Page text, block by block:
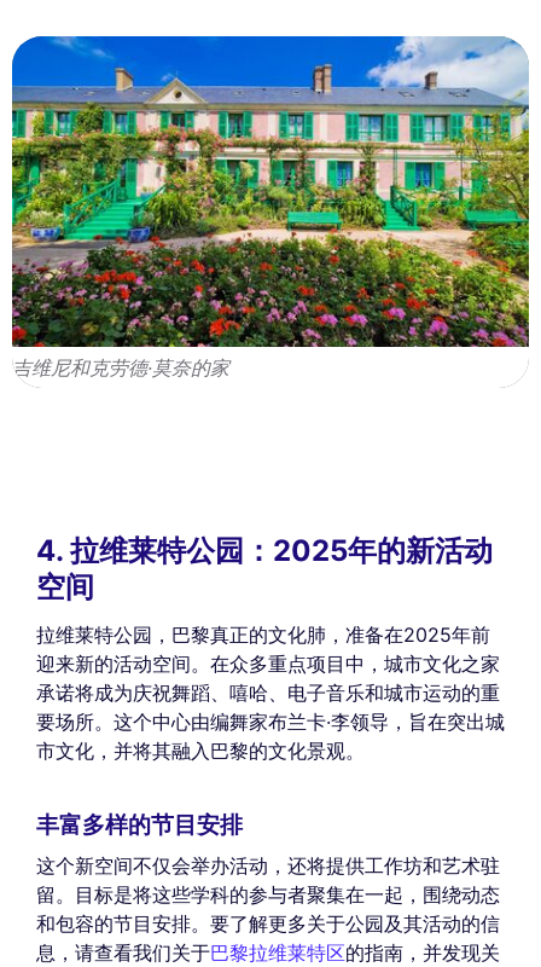
吉维尼和克劳德·莫奈的家
4. 拉维莱特公园：2025年的新活动
空间
拉维莱特公园，巴黎真正的文化肺，准备在2025年前
迎来新的活动空间。在众多重点项目中，城市文化之家
承诺将成为庆祝舞蹈、嘻哈、电子音乐和城市运动的重
要场所。这个中心由编舞家布兰卡·李领导，旨在突出城
市文化，并将其融入巴黎的文化景观。
丰富多样的节目安排
这个新空间不仅会举办活动，还将提供工作坊和艺术驻
留。目标是将这些学科的参与者聚集在一起，围绕动态
和包容的节目安排。要了解更多关于公园及其活动的信
息，请查看我们关于巴黎拉维莱特区的指南，并发现关